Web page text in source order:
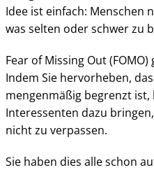
Idee ist einfach: Menschen
was selten oder schwer zu
Fear of Missing Out
Indem Sie hervorheben,
mengenmäßig begrenzt ist,
Interessenten dazu
nicht zu verpassen.
Sie haben dies alle schon